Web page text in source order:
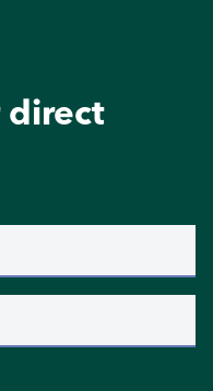
direct